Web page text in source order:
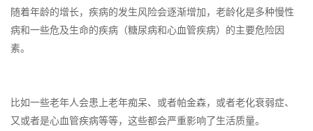
随着年龄的增长，疾病的发生风险会逐渐增加，老龄化是多种慢性
病和一些危及生命的疾病（糖尿病和心血管疾病）的主要危险因
素。
比如一些老年人会患上老年痴呆、或者帕金森，或者老化衰弱症、
又或者是心血管疾病等等，这些都会严重影响了生活质量。